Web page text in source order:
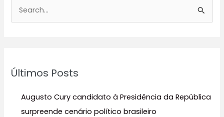
iÚltimos Posts
Augusto Cury candidato à Presidência da República
surpreende cenário político brasileiro